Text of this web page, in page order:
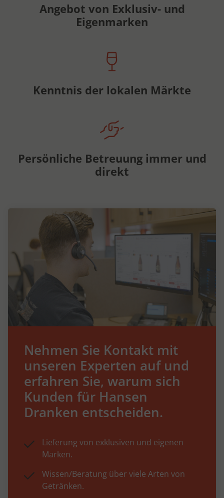
Angebot von Exklusiv- und
Eigenmarken
Kenntnis der lokalen Märkte
Persönliche Betreuung immer und
direkt
Nehmen Sie Kontakt mit
unseren Experten auf und
erfahren Sie, warum sich
Kunden für Hansen
Dranken entscheiden.
Lieferung von exklusiven und eigenen
Marken.
Wissen/Beratung über viele Arten von
Getränken.